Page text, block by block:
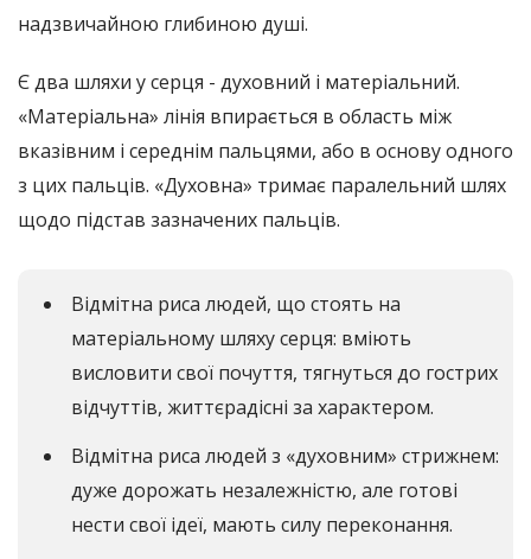
надзвичайною глибиною душі.
Є два шляхи у серця - духовний і матеріальний.
«Матеріальна» лінія впирається в область між
вказівним і середнім пальцями, або в основу одного
з цих пальців. «Духовна» тримає паралельний шлях
щодо підстав зазначених пальців.
Відмітна риса людей, що стоять на
матеріальному шляху серця: вміють
висловити свої почуття, тягнуться до гострих
відчуттів, життєрадісні за характером.
Відмітна риса людей з «духовним» стрижнем:
дуже дорожать незалежністю, але готові
нести свої ідеї, мають силу переконання.